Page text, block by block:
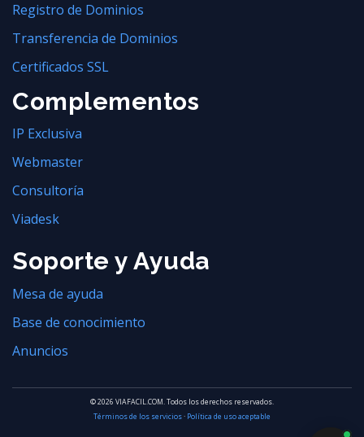
Registro de Dominios
Transferencia de Dominios
Certificados SSL
Complementos
IP Exclusiva
Webmaster
Consultoría
Viadesk
Soporte y Ayuda
Mesa de ayuda
Base de conocimiento
Anuncios
© 2026 VIAFACIL.COM. Todos los derechos reservados.
Términos de los servicios· Política de uso aceptable